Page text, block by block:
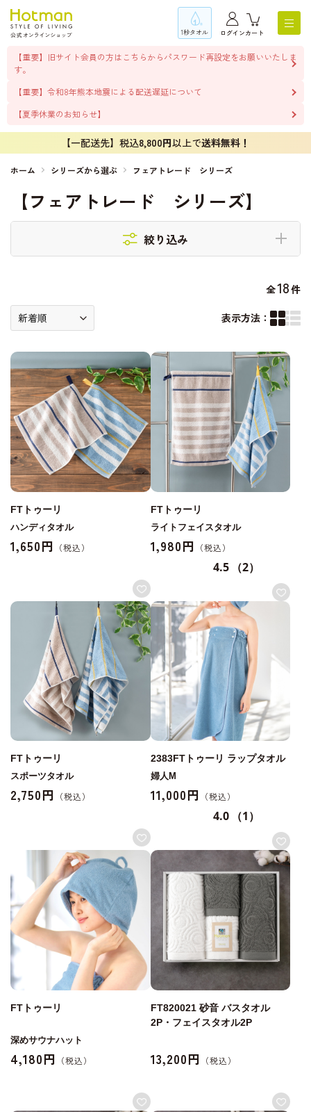
1秒タオル ログインカート
【重要】旧サイト会員の方はこちらからパスワード再設定をお願いいたしま
す。
【重要】令和8年熊本地震による配送遅延について
【夏季休業のお知らせ】
【一配送先】税込8,800円以上で送料無料！
ホーム シリーズから選ぶ フェアトレード シリーズ
【フェアトレード シリーズ】
絞り込み
全18件
表示方法：
FTトゥーリ
ハンディタオル
1,650円
FTトゥーリ
ライトフェイスタオル
1,980円
4.5 （2）
FTトゥーリ
スポーツタオル
2,750円
2383FTトゥーリ ラップタオル
婦人M
11,000円
4.0 （1）
FTトゥーリ
深めサウナハット
4,180円
FT820021 砂音 バスタオル
2P・フェイスタオル2P
13,200円